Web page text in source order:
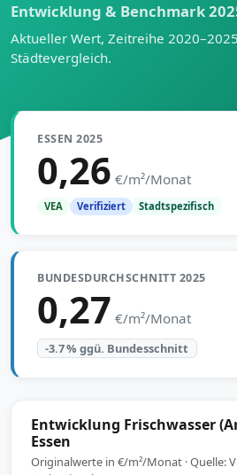
Entwicklung & Benchmark
Aktueller Wert, Zeitreihe
Städtevergleich.
ESSEN 2025
0,26 €/m²/Monat
VEA Verifiziert Stadtspezifisch
BUNDESDURCHSCHNITT 2025
0,27 €/m²/Monat
-3.7 % ggü. Bundesschnitt
Entwicklung Frischwasser
Essen
Originalwerte in €/m²/Monat · Quelle: